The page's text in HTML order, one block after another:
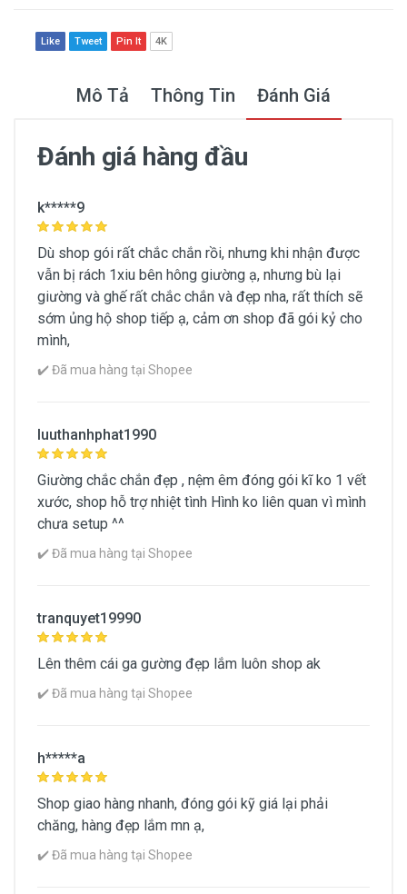
Like Tweet Pin It 4K
Mô Tả Thông Tin Đánh Giá
Thông Tin Chung
Thương hiệu
No Brand
Xuất xứ
Việt Nam
Đánh giá hàng đầu
k*****9
Dù shop gói rất chắc chắn rồi, nhưng khi nhận được
vẫn bị rách 1xiu bên hông giường ạ, nhưng bù lại
giường và ghế rất chắc chắn và đẹp nha, rất thích sẽ
sớm ủng hộ shop tiếp ạ, cảm ơn shop đã gói kỷ cho
mình,
✔️ Đã mua hàng tại Shopee
luuthanhphat1990
Giường chắc chắn đẹp , nệm êm đóng gói kĩ ko 1 vết
xước, shop hỗ trợ nhiệt tình Hình ko liên quan vì mình
chưa setup ^^
✔️ Đã mua hàng tại Shopee
tranquyet19990
Lên thêm cái ga gường đẹp lắm luôn shop ak
✔️ Đã mua hàng tại Shopee
h*****a
Shop giao hàng nhanh, đóng gói kỹ giá lại phải
chăng, hàng đẹp lắm mn ạ,
✔️ Đã mua hàng tại Shopee